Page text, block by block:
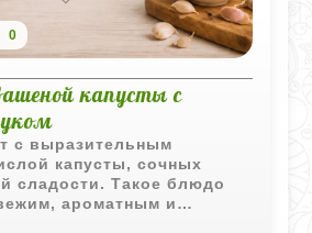
0
капусты с
с выразительным
капусты, сочных
сладости. Такое блюдо
ароматным и
для повседневного